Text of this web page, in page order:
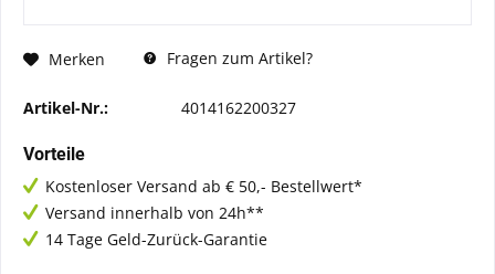
Merken Fragen zum Artikel?
Artikel-Nr.: 4014162200327
Vorteile
Kostenloser Versand ab € 50,- Bestellwert*
Versand innerhalb von 24h**
14 Tage Geld-Zurück-Garantie